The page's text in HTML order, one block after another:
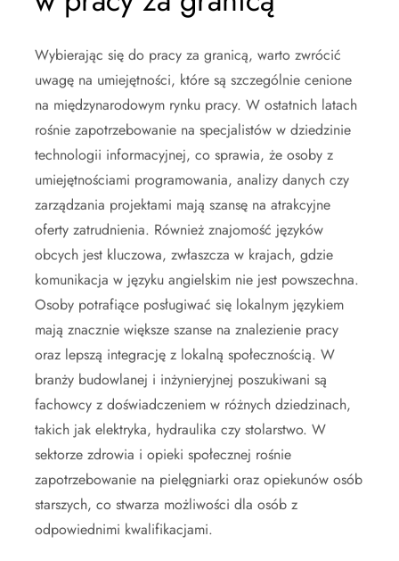
Wybierając się do pracy za granicą, warto zwrócić
uwagę na umiejętności, które są szczególnie cenione
na międzynarodowym rynku pracy. W ostatnich latach
rośnie zapotrzebowanie na specjalistów w dziedzinie
technologii informacyjnej, co sprawia, że osoby z
umiejętnościami programowania, analizy danych czy
zarządzania projektami mają szansę na atrakcyjne
oferty zatrudnienia. Również znajomość języków
obcych jest kluczowa, zwłaszcza w krajach, gdzie
komunikacja w języku angielskim nie jest powszechna.
Osoby potrafiące posługiwać się lokalnym językiem
mają znacznie większe szanse na znalezienie pracy
oraz lepszą integrację z lokalną społecznością. W
branży budowlanej i inżynieryjnej poszukiwani są
fachowcy z doświadczeniem w różnych dziedzinach,
takich jak elektryka, hydraulika czy stolarstwo. W
sektorze zdrowia i opieki społecznej rośnie
zapotrzebowanie na pielęgniarki oraz opiekunów osób
starszych, co stwarza możliwości dla osób z
odpowiednimi kwalifikacjami.